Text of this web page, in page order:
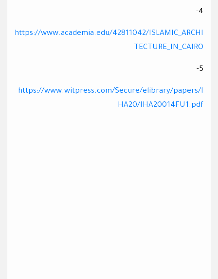
4-
https://www.academia.edu/42811042/ISLAMIC_ARCHI
TECTURE_IN_CAIRO
5-
https://www.witpress.com/Secure/elibrary/papers/I
HA20/IHA20014FU1.pdf